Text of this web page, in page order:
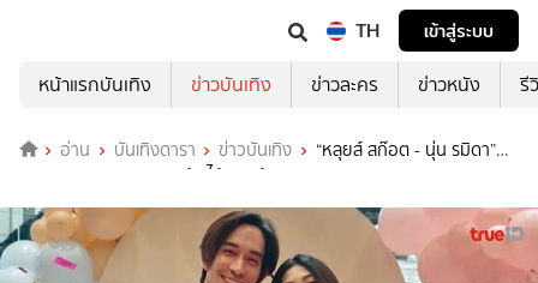
TH
เข้าสู่ระบบ
หน้าแรกบันเทิง
ข่าวบันเทิง ข่าวละคร ข่าวหนัง รี
อ่าน บันเทิงดารา ข่าวบันเทิง
“หลุยส์ สก๊อต - นุ่น รมิดา”
เฉลยเพศทายาทคนแรกแล้ว ได้ “ลูกผู้หญิง”